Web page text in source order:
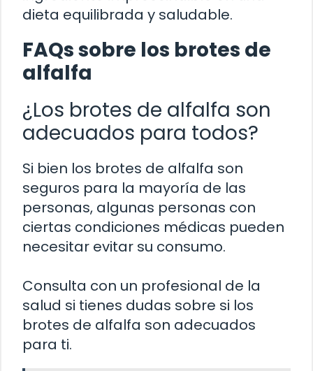
dieta equilibrada y saludable.
FAQs sobre los brotes de
alfalfa
¿Los brotes de alfalfa son
adecuados para todos?
Si bien los brotes de alfalfa son
seguros para la mayoría de las
personas, algunas personas con
ciertas condiciones médicas pueden
necesitar evitar su consumo.
Consulta con un profesional de la
salud si tienes dudas sobre si los
brotes de alfalfa son adecuados
para ti.